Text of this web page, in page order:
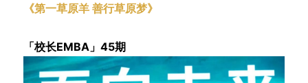
《第一草原羊 善行草原梦》
「校长EMBA」45期